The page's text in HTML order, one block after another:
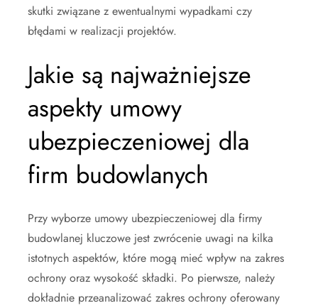
skutki związane z ewentualnymi wypadkami czy
błędami w realizacji projektów.
Jakie są najważniejsze
aspekty umowy
ubezpieczeniowej dla
firm budowlanych
Przy wyborze umowy ubezpieczeniowej dla firmy
budowlanej kluczowe jest zwrócenie uwagi na kilka
istotnych aspektów, które mogą mieć wpływ na zakres
ochrony oraz wysokość składki. Po pierwsze, należy
dokładnie przeanalizować zakres ochrony oferowany